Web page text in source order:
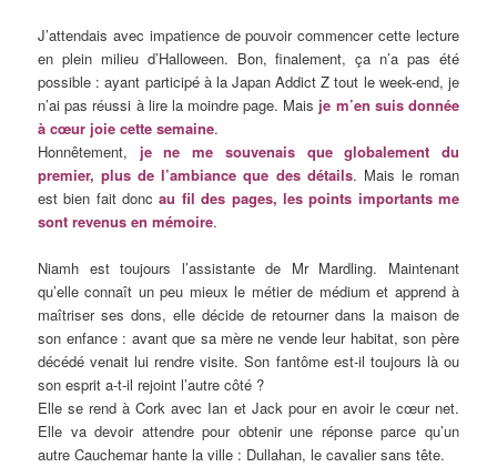
J’attendais avec impatience de pouvoir commencer cette lecture
en plein milieu d’Halloween. Bon, finalement, ça n’a pas été
possible : ayant participé à la Japan Addict Z tout le week-end, je
n’ai pas réussi à lire la moindre page. Mais je m’en suis donnée
à cœur joie cette semaine.
Honnêtement, je ne me souvenais que globalement du
premier, plus de l’ambiance que des détails. Mais le roman
est bien fait doncau fil des pages, les points importants me
sont revenus en mémoire.
Niamh est toujours l’assistante de Mr Mardling. Maintenant
qu’elle connaît un peu mieux le métier de médium et apprend à
maîtriser ses dons, elle décide de retourner dans la maison de
son enfance : avant que sa mère ne vende leur habitat, son père
décédé venait lui rendre visite. Son fantôme est-il toujours là ou
son esprit a-t-il rejoint l’autre côté ?
Elle se rend à Cork avec Ian et Jack pour en avoir le cœur net.
Elle va devoir attendre pour obtenir une réponse parce qu’un
autre Cauchemar hante la ville : Dullahan, le cavalier sans tête.